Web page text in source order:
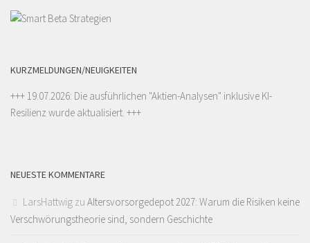
KURZMELDUNGEN/NEUIGKEITEN
+++ 19.07.2026: Die ausführlichen "Aktien-Analysen" inklusive KI-
Resilienz wurde aktualisiert. +++
NEUESTE KOMMENTARE
LarsHattwig zu Altersvorsorgedepot 2027: Warum die Risiken keine
Verschwörungstheorie sind, sondern Geschichte